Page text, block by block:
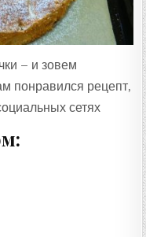
– и зовем
понравился рецепт,
сетях